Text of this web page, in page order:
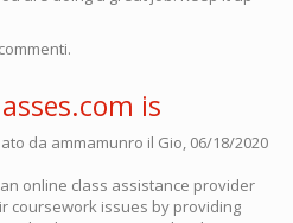
is
da ammamunro il Gio, 06/18/2020
online class assistance provider
coursework issues by providing